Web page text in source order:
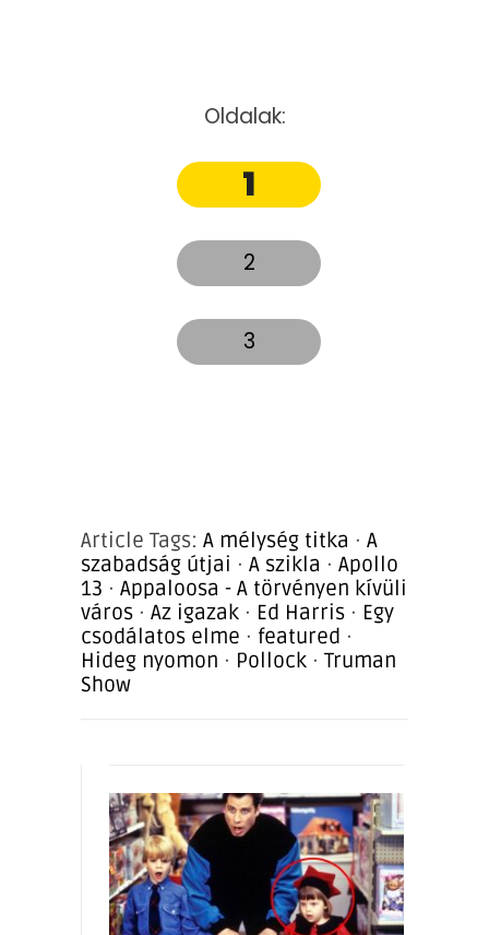
Oldalak:
1
2
3
Article Tags: A mélység titka · A
szabadság útjai · A szikla · Apollo
13 · Appaloosa - A törvényen kívüli
város · Az igazak · Ed Harris · Egy
csodálatos elme · featured ·
Hideg nyomon · Pollock · Truman
Show